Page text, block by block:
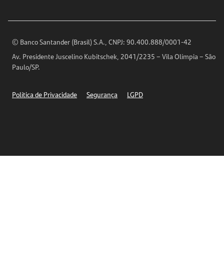
Encontre nossas agências
Horários de Atendimento
Telefones
© Banco Santander (Brasil) S.A., CNPJ: 90.400.888/0001-42
Av. Presidente Juscelino Kubitschek, 2041/2235 – Vila Olímpia – São
Paulo/SP.
Política de Privacidade Segurança LGPD